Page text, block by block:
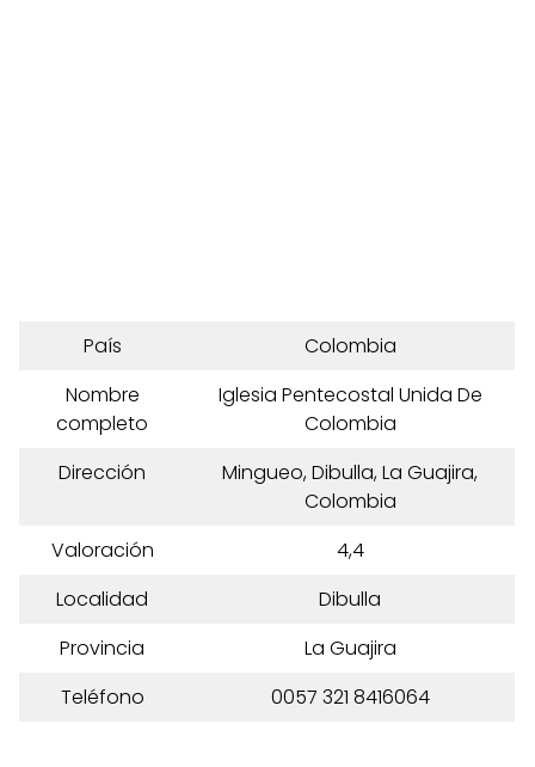
País
Colombia
Nombre
completo
Iglesia Pentecostal Unida De
Colombia
Dirección
Mingueo, Dibulla, La Guajira,
Colombia
Valoración
4,4
Localidad
Dibulla
Provincia
La Guajira
Teléfono
0057 321 8416064